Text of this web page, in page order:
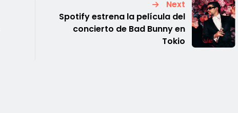
Next
Spotify estrena la película del
concierto de Bad Bunny en
Tokio